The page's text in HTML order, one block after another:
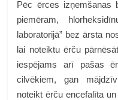
Pēc ērces izņemšanas
piemēram,
laboratorijā” bez ārsta
lai noteiktu ērču
iespējams arī pašas
cilvēkiem, gan
noteikt ērču encefalīta